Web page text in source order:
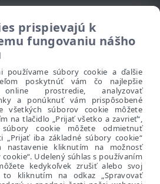
ESET
Napíšte nám:
prispievajú k
fungovaniu nášho
používame súbory cookie a ďalšie
poskytnúť vám čo najlepšie
online prostredie, analyzovať
a ponúknuť vám prispôsobené
všetkých súborov cookie môžete
na tlačidlo „Prijať všetko a zavrieť“,
cookie môžete odmietnuť
„Prijať iba základné súbory cookie“
nastavenie kliknutím na možnosť
Udelený súhlas s používaním
kedykoľvek zrušiť alebo svoj
kliknutím na odkaz „Spravovať